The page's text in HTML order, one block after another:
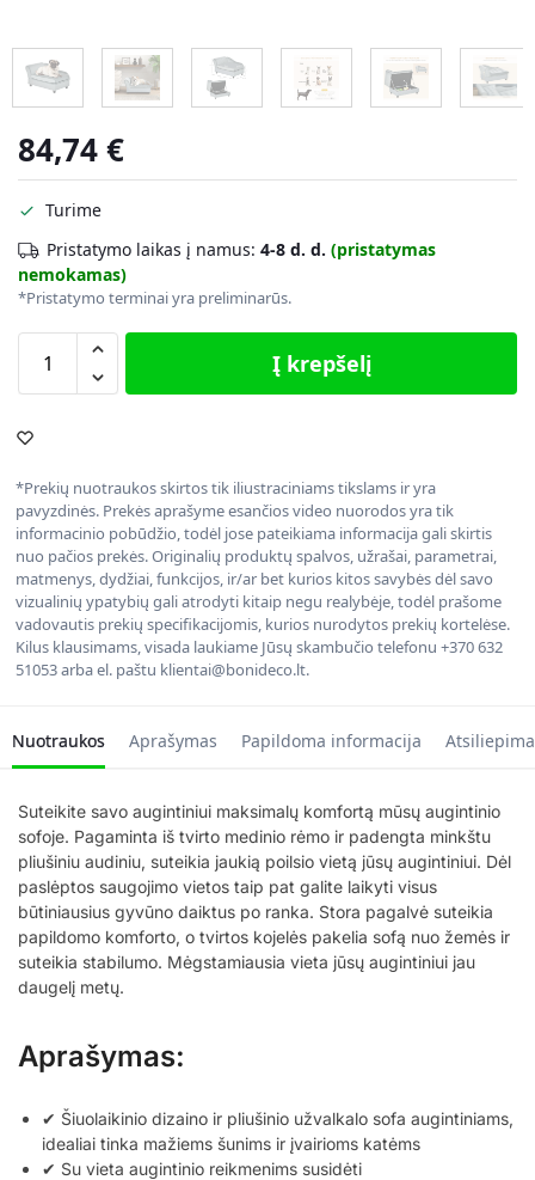
84,74€
Turime
Pristatymo laikas į namus: 4-8 d. d. (pristatymas
nemokamas)
*Pristatymo terminai yra preliminarūs.
Į krepšelį
*Prekių nuotraukos skirtos tik iliustraciniams tikslams ir yra
pavyzdinės. Prekės aprašyme esančios video nuorodos yra tik
informacinio pobūdžio, todėl jose pateikiama informacija gali skirtis
nuo pačios prekės. Originalių produktų spalvos, užrašai, parametrai,
matmenys, dydžiai, funkcijos, ir/ar bet kurios kitos savybės dėl savo
vizualinių ypatybių gali atrodyti kitaip negu realybėje, todėl prašome
vadovautis prekių specifikacijomis, kurios nurodytos prekių kortelėse.
Kilus klausimams, visada laukiame Jūsų skambučio telefonu +370 632
51053 arba el. paštu klientai@bonideco.lt.
Nuotraukos Aprašymas Papildoma informacija
Suteikite savo augintiniui maksimalų komfortą mūsų augintinio
sofoje. Pagaminta iš tvirto medinio rėmo ir padengta minkštu
pliušiniu audiniu, suteikia jaukią poilsio vietą jūsų augintiniui. Dėl
paslėptos saugojimo vietos taip pat galite laikyti visus
būtiniausius gyvūno daiktus po ranka. Stora pagalvė suteikia
papildomo komforto, o tvirtos kojelės pakelia sofą nuo žemės ir
suteikia stabilumo. Mėgstamiausia vieta jūsų augintiniui jau
daugelį metų.
Aprašymas:
✔ Šiuolaikinio dizaino ir pliušinio užvalkalo sofa augintiniams,
idealiai tinka mažiems šunims ir įvairioms katėms
✔ Su vieta augintinio reikmenims susidėti